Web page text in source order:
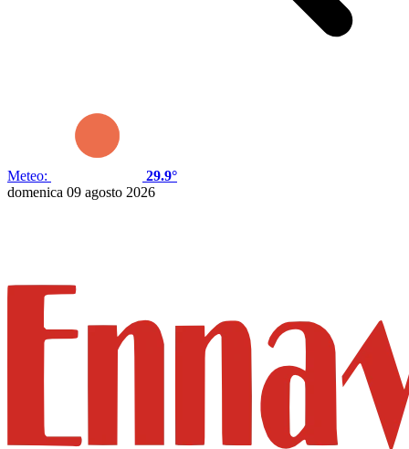
Meteo:
29.9°
domenica 09 agosto 2026